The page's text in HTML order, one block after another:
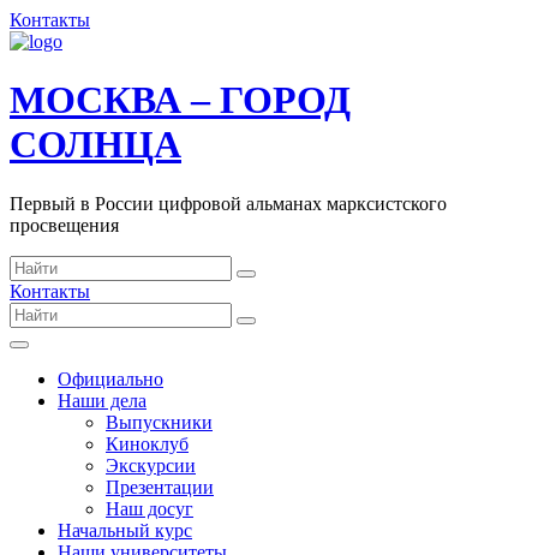
Контакты
МОСКВА – ГОРОД
СОЛНЦА
Первый в России цифровой альманах марксистского
просвещения
Контакты
Официально
Наши дела
Выпускники
Киноклуб
Экскурсии
Презентации
Наш досуг
Начальный курс